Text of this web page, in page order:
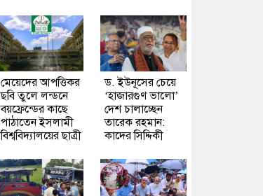
মেয়েদের আপত্তিকর
ছবি তুলে লন্ডনে
বয়ফ্রেন্ডের কাছে
পাঠাতেন ইসলামী
বিশ্ববিদ্যালয়ের ছাত্রী
ড. ইউনূসের চেয়ে
‘হাজারগুণ ভালো’
দেশ চালাচ্ছেন
তারেক রহমান:
কাদের সিদ্দিকী